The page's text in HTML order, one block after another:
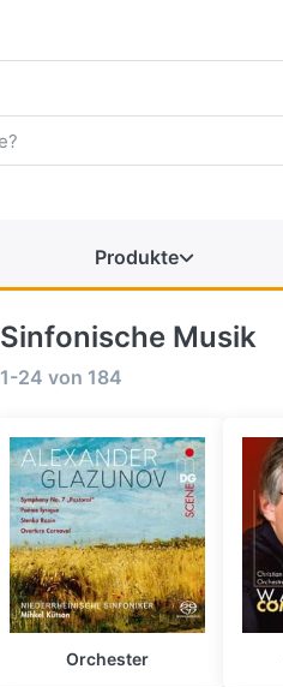
Produkte
Sinfonische Musik
1-24 von 184
Orchester